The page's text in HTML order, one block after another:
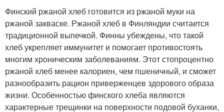
Финский ржаной хлеб готовится из ржаной муки на
ржаной закваске. Ржаной хлеб в Финляндии считается
традиционной выпечкой. Финны убеждены, что такой
хлеб укрепляет иммунитет и помогает противостоять
многим хроническим заболеваниям. Этот стопроцентно
ржаной хлеб менее калориен, чем пшеничный, и сможет
разнообразить рацион приверженцев здорового образа
жизни. Особенностью финского хлеба являются
характерные трещинки на поверхности подовой буханки,